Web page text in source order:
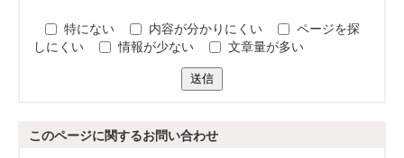
特にない 内容が分かりにくい
ページを探
しにくい
情報が少ない 文章量が多い
送信
このページに関するお問い合わせ